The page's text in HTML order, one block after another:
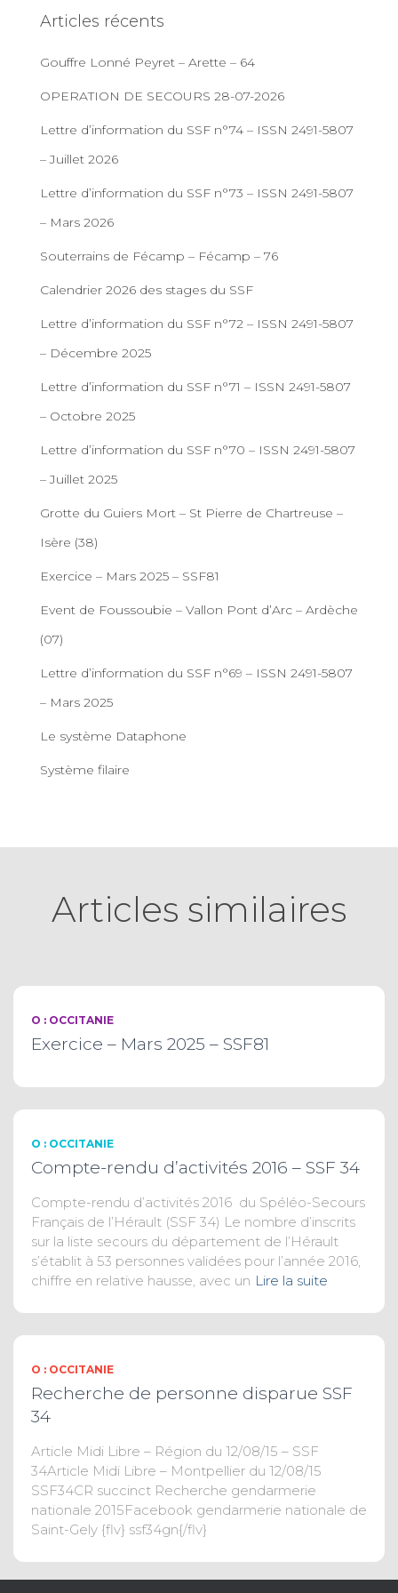
Articles récents
Gouffre Lonné Peyret – Arette – 64
OPERATION DE SECOURS 28-07-2026
Lettre d’information du SSF n°74 – ISSN 2491-5807
– Juillet 2026
Lettre d’information du SSF n°73 – ISSN 2491-5807
– Mars 2026
Souterrains de Fécamp – Fécamp – 76
Calendrier 2026 des stages du SSF
Lettre d’information du SSF n°72 – ISSN 2491-5807
– Décembre 2025
Lettre d’information du SSF n°71 – ISSN 2491-5807
– Octobre 2025
Lettre d’information du SSF n°70 – ISSN 2491-5807
– Juillet 2025
Grotte du Guiers Mort – St Pierre de Chartreuse –
Isère (38)
Exercice – Mars 2025 – SSF81
Event de Foussoubie – Vallon Pont d’Arc – Ardèche
(07)
Lettre d’information du SSF n°69 – ISSN 2491-5807
– Mars 2025
Le système Dataphone
Système filaire
Articles similaires
O : OCCITANIE
Exercice – Mars 2025 – SSF81
O : OCCITANIE
Compte-rendu d’activités 2016 – SSF 34
Compte-rendu d’activités 2016 du Spéléo-Secours
Français de l’Hérault (SSF 34) Le nombre d’inscrits
sur la liste secours du département de l’Hérault
s’établit à 53 personnes validées pour l’année 2016,
chiffre en relative hausse, avec un Lire la suite
O : OCCITANIE
Recherche de personne disparue SSF
34
Article Midi Libre – Région du 12/08/15 – SSF
34Article Midi Libre – Montpellier du 12/08/15
SSF34CR succinct Recherche gendarmerie
nationale 2015Facebook gendarmerie nationale de
Saint-Gely {flv} ssf34gn{/flv}